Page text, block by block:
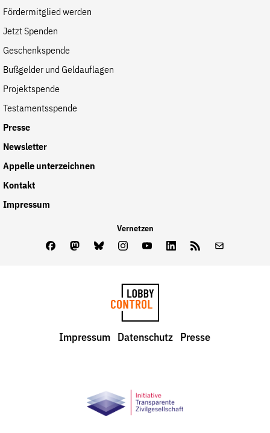
Fördermitglied werden
Jetzt Spenden
Geschenkspende
Bußgelder und Geldauflagen
Projektspende
Testamentsspende
Presse
Newsletter
Appelle unterzeichnen
Kontakt
Impressum
Vernetzen
FacebookMastodon
BlueskyInstagram
YoutubeLinkedInFeed
LobbyControl
Impressum Datenschutz Presse